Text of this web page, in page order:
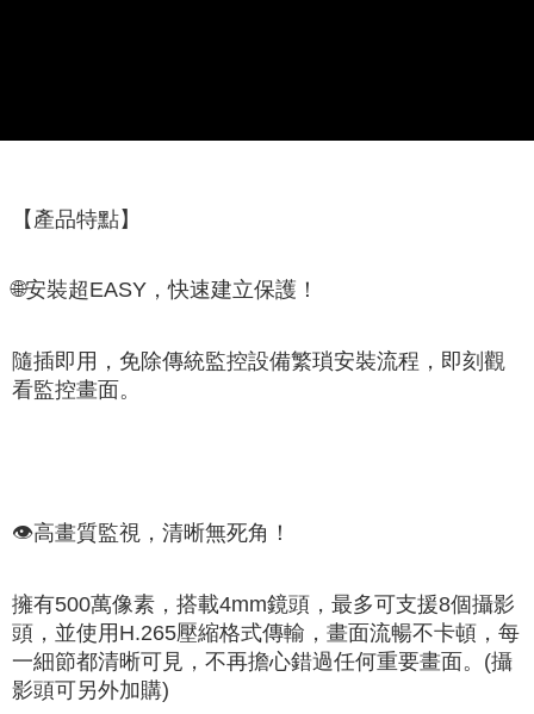
【產品特點】
🌐安裝超EASY，快速建立保護！
隨插即用，免除傳統監控設備繁瑣安裝流程，即刻觀
看監控畫面。
👁️高畫質監視，清晰無死角！
擁有500萬像素，搭載4mm鏡頭，最多可支援8個攝影
頭，並使用H.265壓縮格式傳輸，畫面流暢不卡頓，每
一細節都清晰可見，不再擔心錯過任何重要畫面。(攝
影頭可另外加購)